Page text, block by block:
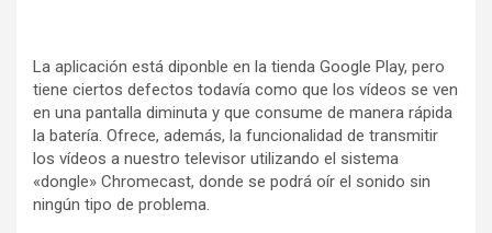
La aplicación está diponble en la tienda Google Play, pero
tiene ciertos defectos todavía como que los vídeos se ven
en una pantalla diminuta y que consume de manera rápida
la batería. Ofrece, además, la funcionalidad de transmitir
los vídeos a nuestro televisor utilizando el sistema
«dongle» Chromecast, donde se podrá oír el sonido sin
ningún tipo de problema.